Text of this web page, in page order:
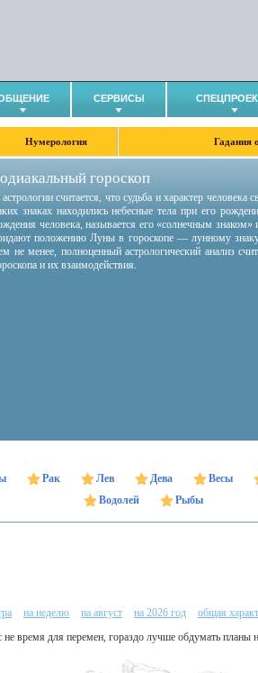
СЕРВИСЫ
Нумерология Гадания
гороскоп
считается, что судьба и характер
знаках находились небесные тела при его
человека, называется его «солнечным
положению Луны в гороскопе — лунному
не менее, полноценный астрологический анализ
и их взаимодействия.
Рак Лев Дева Весы
Водолей
Рыбы
на неделю на август на 2026 год
общая
время для перемен, гораздо лучше обдумать планы